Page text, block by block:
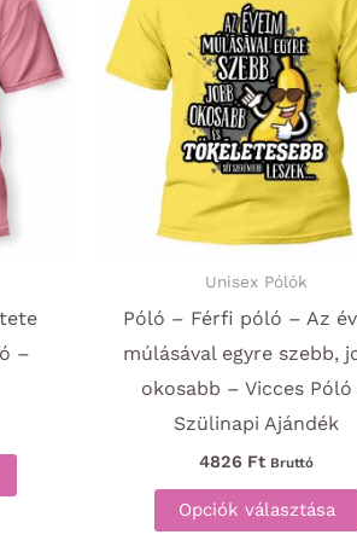
–
Ennek
a
Unisex Pólók
Póló – Férfi póló – Az
múlásával egyre szebb,
okosabb – Vicces Póló
Szülinapi Ajándék
4826 Ft Bruttó
Opciók választása